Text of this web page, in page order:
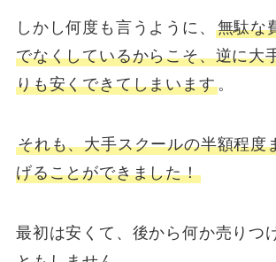
しかし何度も言うように、 無駄な
でなくしているからこそ、逆に大
りも安くできてしまいます。
それも、大手スクールの半額程度
げることができました！
最初は安くて、後から何か売りつ